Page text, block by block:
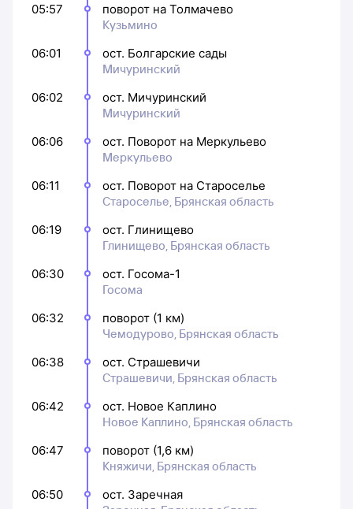
05:57
поворот на Толмачево
Кузьмино
06:01
ост. Болгарские сады
Мичуринский
06:02
ост. Мичуринский
Мичуринский
06:06
ост. Поворот на Меркульево
Меркульево
06:11
ост. Поворот на Староселье
Староселье, Брянская область
06:19
ост. Глинищево
Глинищево, Брянская область
06:30
ост. Госома-1
Госома
06:32
поворот (1 км)
Чемодурово, Брянская область
06:38
ост. Страшевичи
Страшевичи, Брянская область
06:42
ост. Новое Каплино
Новое Каплино, Брянская область
06:47
поворот (1,6 км)
Княжичи, Брянская область
06:50
ост. Заречная